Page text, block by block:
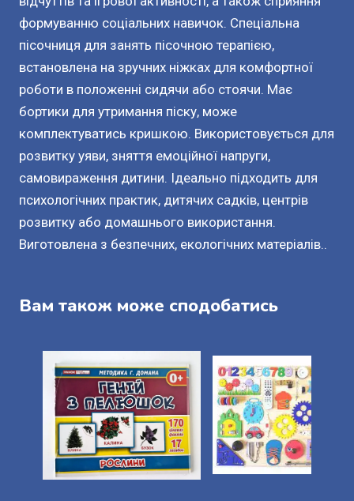
формуванню соціальних навичок. Спеціальна
пісочниця для занять пісочною терапією,
встановлена на зручних ніжках для комфортної
роботи в положенні сидячи або стоячи. Має
бортики для утримання піску, може
комплектуватись кришкою. Використовується для
розвитку уяви, зняття емоційної напруги,
самовираження дитини. Ідеально підходить для
психологічних практик, дитячих садків, центрів
розвитку або домашнього використання.
Виготовлена з безпечних, екологічних матеріалів..
Вам також може сподобатись